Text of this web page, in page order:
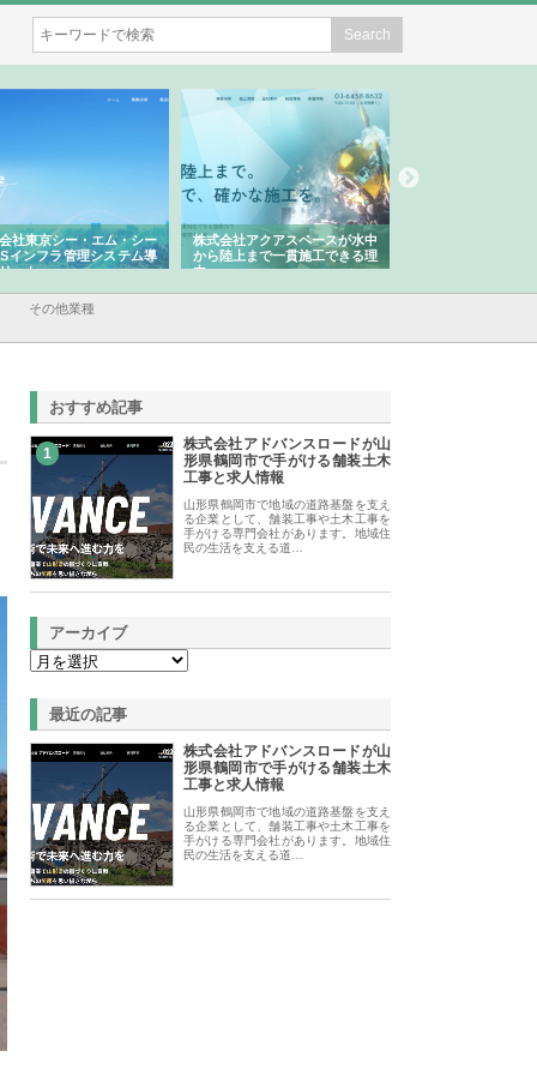
東京シー・エム・シー
ンフラ管理システム導
ト
株式会社アクアスペースが水中
から陸上まで一貫施工できる理
由
その他業種
おすすめ記事
1
株式会社アドバンスロードが山
形県鶴岡市で手がける舗装土木
工事と求人情報
山形県鶴岡市で地域の道路基盤を支え
る企業として、舗装工事や土木工事を
手がける専門会社があります。地域住
民の生活を支える道…
アーカイブ
最近の記事
株式会社アドバンスロードが山
形県鶴岡市で手がける舗装土木
工事と求人情報
山形県鶴岡市で地域の道路基盤を支え
る企業として、舗装工事や土木工事を
手がける専門会社があります。地域住
民の生活を支える道…